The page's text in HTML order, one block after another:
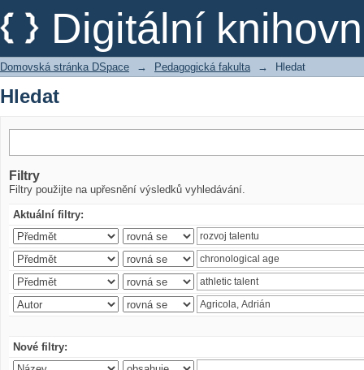
Digitální
Hledat
Domovská stránka DSpace → Pedagogická fakulta → Hledat
Hledat
Filtry
Filtry použijte na upřesnění výsledků vyhledávání.
Aktuální filtry:
Nové filtry: